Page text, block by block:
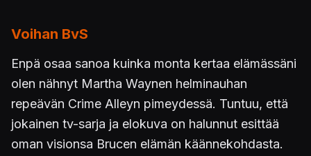
Voihan BvS
Enpä osaa sanoa kuinka monta kertaa elämässäni
olen nähnyt Martha Waynen helminauhan
repeävän Crime Alleyn pimeydessä. Tuntuu, että
jokainen tv-sarja ja elokuva on halunnut esittää
oman visionsa Brucen elämän käännekohdasta.